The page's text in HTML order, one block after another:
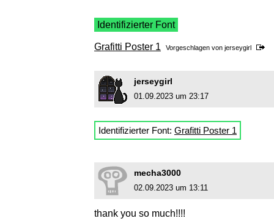
Identifizierter Font
Grafitti Poster 1 Vorgeschlagen von jerseygirl
jerseygirl
01.09.2023 um 23:17
Identifizierter Font: Grafitti Poster 1
mecha3000
02.09.2023 um 13:11
thank you so much!!!!